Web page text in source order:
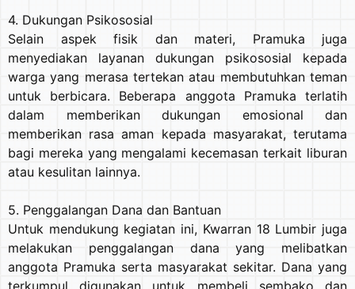
4. Dukungan Psikososial
Selain aspek fisik dan materi, Pramuka juga
menyediakan layanan dukungan psikososial kepada
warga yang merasa tertekan atau membutuhkan teman
untuk berbicara. Beberapa anggota Pramuka terlatih
dalam memberikan dukungan emosional dan
memberikan rasa aman kepada masyarakat, terutama
bagi mereka yang mengalami kecemasan terkait liburan
atau kesulitan lainnya.
5. Penggalangan Dana dan Bantuan
Untuk mendukung kegiatan ini, Kwarran 18 Lumbir juga
melakukan penggalangan dana yang melibatkan
anggota Pramuka serta masyarakat sekitar. Dana yang